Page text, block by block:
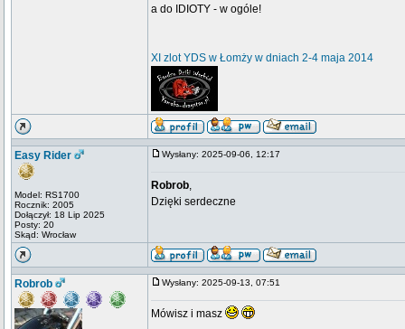
a do IDIOTY - w ogóle!
XI zlot YDS w Łomży w dniach 2-4 maja 2014
Easy Rider
Model: RS1700
Rocznik: 2005
Dołączył: 18 Lip 2025
Posty: 20
Skąd: Wrocław
Wysłany: 2025-09-06, 12:17
Robrob,
Dzięki serdeczne
Robrob Wysłany: 2025-09-13, 07:51
Mówisz i masz